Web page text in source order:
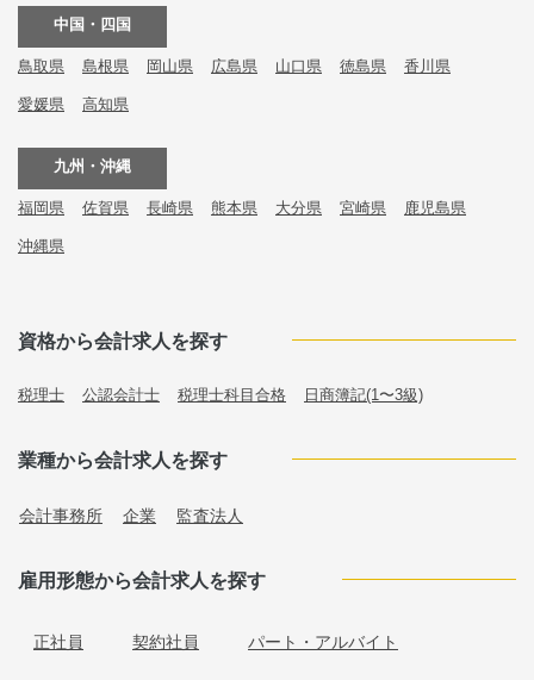
中国・四国
鳥取県 島根県 岡山県 広島県 山口県 徳島県 香川県
愛媛県 高知県
九州・沖縄
福岡県 佐賀県 長崎県 熊本県 大分県 宮崎県 鹿児島県
沖縄県
資格から会計求人を探す
税理士 公認会計士 税理士科目合格 日商簿記(1〜3級)
業種から会計求人を探す
会計事務所 企業 監査法人
雇用形態から会計求人を探す
正社員 契約社員 パート・アルバイト